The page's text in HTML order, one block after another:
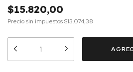
$15.820,00
Precio sin impuestos$13.074,38